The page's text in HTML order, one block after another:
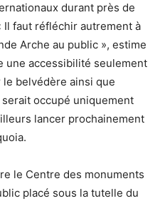
durant près de
Il faut réfléchir autrement à
Arche au public », estime
une accessibilité seulement
belvédère ainsi que
occupé uniquement
lancer prochainement
le Centre des monuments
placé sous la tutelle du